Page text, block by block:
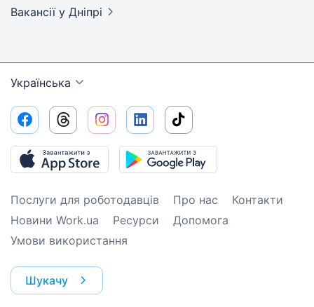
Вакансії у Дніпрі
Українська
Послуги для роботодавців Про нас
Контакти
Новини Work.ua
Ресурси
Допомога
Умови використання
Шукачу